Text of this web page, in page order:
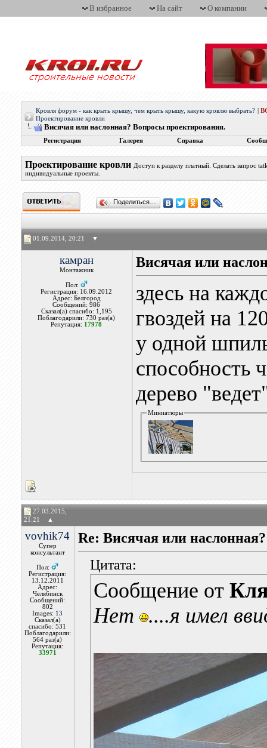
В избранное На сайт О компании
Кровля форум - как крыть крышу, чем крыть крышу, какую кровлю выбрать?
Проектирование кровли
Висячая или наслонная? Вопросы проектирования.
Регистрация Галерея Справка
Проектирование кровли Доступ к разделу платный. Сделать запрос
индивидуальные проекты.
Поделиться…
01.09.2014, 20:21 ▼
камран
Монтажник
Пол:
Регистрация: 16.09.2012
Адрес: Белгород
Сообщений: 986
Сказал(а) спасибо: 1,195
Поблагодарили: 730 раз(а)
Репутация: 17978
Висячая или
здесь на
гвоздей на
у одной
способность
дерево
Миниатюры
27.03.2015,
21:21
▲
vovhik74
Супер
консультант
Пол:
Регистрация:
13.12.2011
Адрес:
Челябинск
Сообщений:
802
Images: 13
Сказал(а)
спасибо: 531
Поблагодарили:
564 раз(а)
Репутация:
33971
Re: Висячая или
Цитата:
Сообщение от
Нет
....я имел